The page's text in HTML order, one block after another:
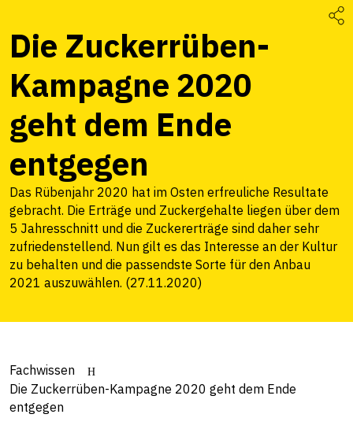
Die Zuckerrüben-
Kampagne 2020
geht dem Ende
entgegen
Das Rübenjahr 2020 hat im Osten erfreuliche Resultate
gebracht. Die Erträge und Zuckergehalte liegen über dem
5 Jahresschnitt und die Zuckererträge sind daher sehr
zufriedenstellend. Nun gilt es das Interesse an der Kultur
zu behalten und die passendste Sorte für den Anbau
2021 auszuwählen. (27.11.2020)
Fachwissen
Die Zuckerrüben-Kampagne 2020 geht dem Ende
entgegen